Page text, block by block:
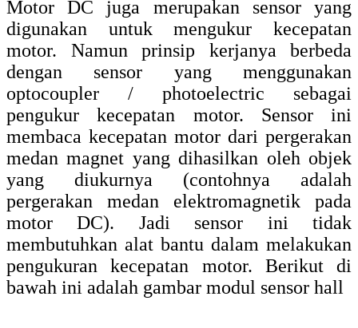
Sensor Kecepatan Aliran Air
Sensor kecepatan aliran air pada gambar di
bawah ini, adalah sensor yang dapat
mengukur kecepatan aliran air yang
mengalir.
Sensor ini mempunyai spesifikasi:
Bekerja pada tegangan: DC 3,3V/5V.
Menggunakan sensor optic tipe celah.
Mempunyai banyak celah dalam satu
putaran shg pembacaan lebih presisi.
Keluaran (output) dari sensor ini adalah